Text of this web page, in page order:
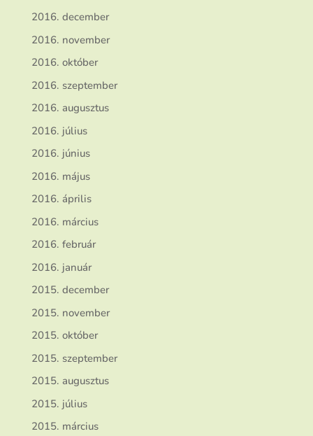
2016. december
2016. november
2016. október
2016. szeptember
2016. augusztus
2016. július
2016. június
2016. május
2016. április
2016. március
2016. február
2016. január
2015. december
2015. november
2015. október
2015. szeptember
2015. augusztus
2015. július
2015. március